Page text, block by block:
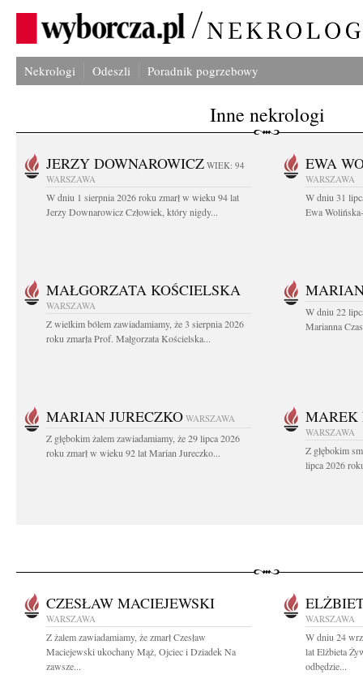
Nekrologi Odeszli Poradnik pogrzebowy
Inne nekrologi
JERZY DOWNAROWICZ WIEK: 94
WARSZAWA
W dniu 1 sierpnia 2026 roku zmarł w wieku 94 lat
Jerzy Downarowicz Człowiek, który nigdy...
EWA
WARSZAWA
W dniu 31
Ewa
MAŁGORZATA KOŚCIELSKA
WARSZAWA
Z wielkim bólem zawiadamiamy, że 3 sierpnia 2026
roku zmarła Prof. Małgorzata Kościelska...
W dniu 22
Marianna
MARIAN JURECZKO WARSZAWA
Z głębokim żalem zawiadamiamy, że 29 lipca 2026
roku zmarł w wieku 92 lat Marian Jureczko...
MAREK
WARSZAWA
Z głębokim
lipca 2026
CZESŁAW MACIEJEWSKI
WARSZAWA
Z żalem zawiadamiamy, że zmarł Czesław
Maciejewski ukochany Mąż, Ojciec i Dziadek Na
zawsze...
WARSZAWA
W dniu 24
lat Elżbieta
odbędzie...